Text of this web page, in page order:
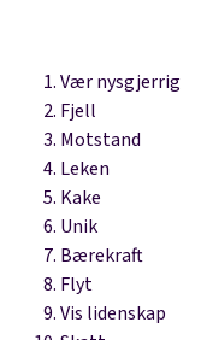
Vær nysgjerrig
Fjell
Motstand
Leken
Kake
Unik
Bærekraft
Flyt
Vis lidenskap